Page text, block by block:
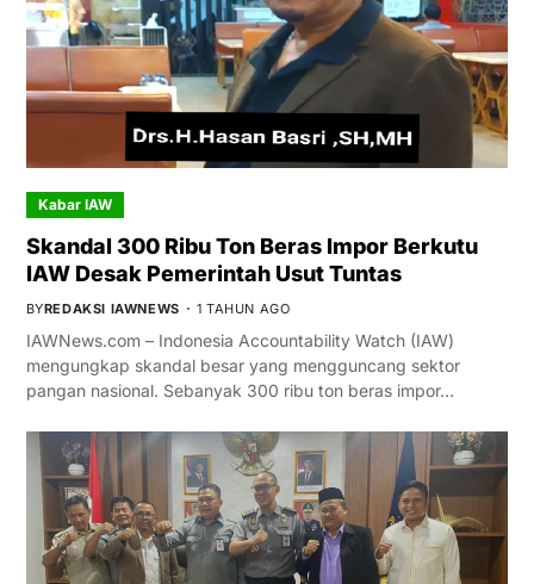
Kabar IAW
Skandal 300 Ribu Ton Beras Impor Berkutu
IAW Desak Pemerintah Usut Tuntas
BYREDAKSI IAWNEWS 1 TAHUN AGO
IAWNews.com – Indonesia Accountability Watch (IAW)
mengungkap skandal besar yang mengguncang sektor
pangan nasional. Sebanyak 300 ribu ton beras impor…